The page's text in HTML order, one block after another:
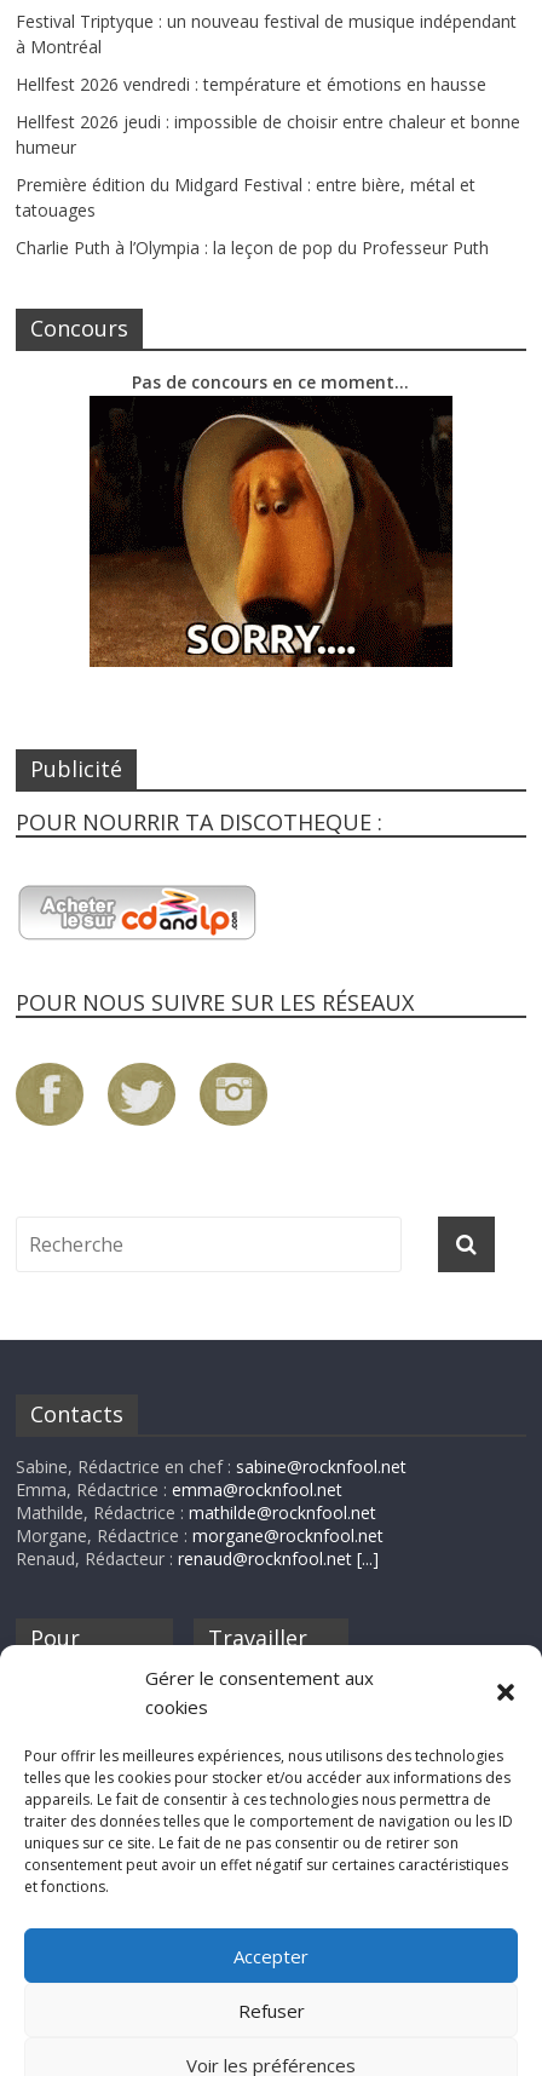
Gérer le consentement aux
cookies
Pour offrir les meilleures expériences, nous utilisons des technologies
telles que les cookies pour stocker et/ou accéder aux informations des
appareils. Le fait de consentir à ces technologies nous permettra de
traiter des données telles que le comportement de navigation ou les ID
uniques sur ce site. Le fait de ne pas consentir ou de retirer son
consentement peut avoir un effet négatif sur certaines caractéristiques
et fonctions.
Accepter
Refuser
Voir les préférences
Festival Triptyque : un nouveau festival de musique indépendant
à Montréal
Hellfest 2026 vendredi : température et émotions en hausse
Hellfest 2026 jeudi : impossible de choisir entre chaleur et bonne
humeur
Première édition du Midgard Festival : entre bière, métal et
tatouages
Charlie Puth à l’Olympia : la leçon de pop du Professeur Puth
Concours
Pas de concours en ce moment…
Publicité
POUR NOURRIR TA DISCOTHEQUE :
POUR NOUS SUIVRE SUR LES RÉSEAUX
Contacts
Sabine, Rédactrice en chef : sabine@rocknfool.net
Emma, Rédactrice :emma@rocknfool.net
Mathilde, Rédactrice :mathilde@rocknfool.net
Morgane, Rédactrice :morgane@rocknfool.net
Renaud, Rédacteur :renaud@rocknfool.net [...]
Pour
discothèque
Travailler
Si tu souhaites
Rocknfool, n'hésite
pas à nous envoyer
tes chroniques de
concerts, de films,
séries ou des billets
d'humeur :
net